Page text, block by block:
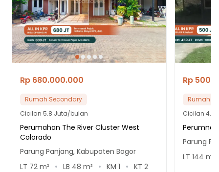
Rp 680.000.000
Rumah Secondary
Cicilan 5.8 Juta/bulan
Perumahan The River Cluster West
Colorado
Parung Panjang, Kabupaten Bogor
LT 72 m² LB 48 m² KM 1 KT 2
Rp
Rumah
Cicilan 4.2
Parung
LT 144 m²